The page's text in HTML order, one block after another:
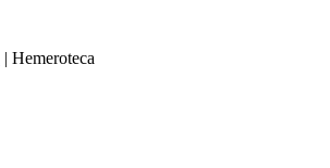
| Hemeroteca